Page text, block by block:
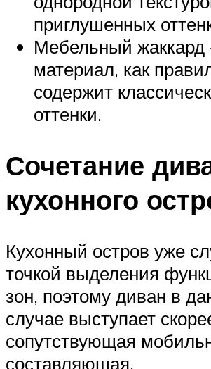
приглушенных
Мебельный жаккард
материал, как
содержит
оттенки.
Сочетание
кухонного
Кухонный остров уже
точкой выделения
зон, поэтому диван в
случае выступает
сопутствующая
составляющая.